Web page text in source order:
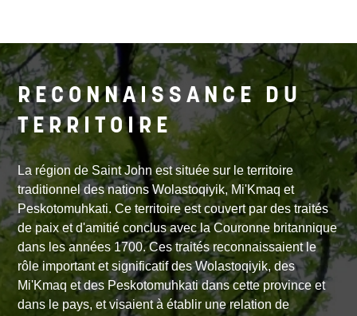
RECONNAISSANCE DU
TERRITOIRE
La région de Saint John est située sur le territoire
traditionnel des nations Wolastoqiyik, Mi'Kmaq et
Peskotomuhkati. Ce territoire est couvert par des traités
de paix et d'amitié conclus avec la Couronne britannique
dans les années 1700. Ces traités reconnaissaient le
rôle important et significatif des Wolastoqiyik, des
Mi'Kmaq et des Peskotomuhkati dans cette province et
dans le pays, et visaient à établir une relation de